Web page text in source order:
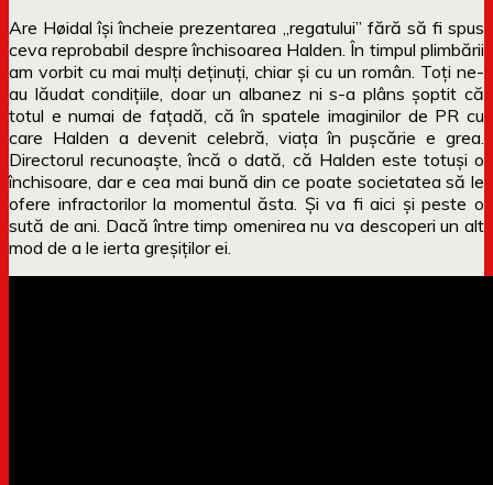
Are Høidal își încheie prezentarea „regatului” fără să fi spus
ceva reprobabil despre închisoarea Halden. În timpul plimbării
am vorbit cu mai mulți deținuți, chiar și cu un român. Toți ne-
au lăudat condițiile, doar un albanez ni s-a plâns șoptit că
totul e numai de fațadă, că în spatele imaginilor de PR cu
care Halden a devenit celebră, viața în pușcărie e grea.
Directorul recunoaște, încă o dată, că Halden este totuși o
închisoare, dar e cea mai bună din ce poate societatea să le
ofere infractorilor la momentul ăsta. Și va fi aici și peste o
sută de ani. Dacă între timp omenirea nu va descoperi un alt
mod de a le ierta greșiților ei.